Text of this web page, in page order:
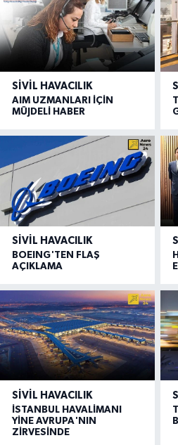
SIVIL HAVACILIK
AIM UZMANLARI İÇİN
MÜJDELİ HABER
SIVIL HAVACILIK
BOEING'TEN FLAŞ
AÇIKLAMA
SIVIL HAVACILIK
İSTANBUL HAVALİMANI
YİNE AVRUPA'NIN
ZİRVESİNDE